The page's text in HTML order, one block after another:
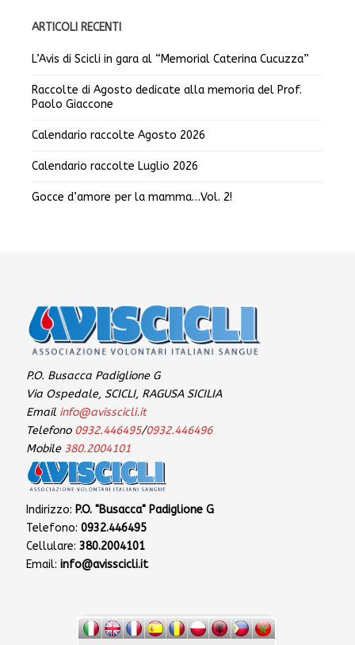
ARTICOLI RECENTI
L’Avis di Scicli in gara al “Memorial Caterina Cucuzza”
Raccolte di Agosto dedicate alla memoria del Prof.
Paolo Giaccone
Calendario raccolte Agosto 2026
Calendario raccolte Luglio 2026
Gocce d’amore per la mamma…Vol. 2!
P.O. Busacca Padiglione G
Via Ospedale, SCICLI, RAGUSA SICILIA
Email info@avisscicli.it
Telefono 0932.446495/0932.446496
Mobile 380.2004101
Indirizzo: P.O. "Busacca" Padiglione G
Telefono: 0932.446495
Cellulare: 380.2004101
Email: info@avisscicli.it